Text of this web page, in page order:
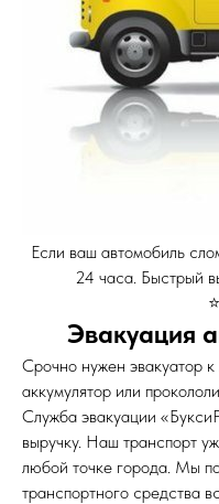
Если ваш автомобиль
24 часа. Быстрый
Эвакуация
Срочно нужен эвакуатор к
аккумулятор или
Служба эвакуации
выручку. Наш транспорт
любой точке города. Мы
транспортного средства